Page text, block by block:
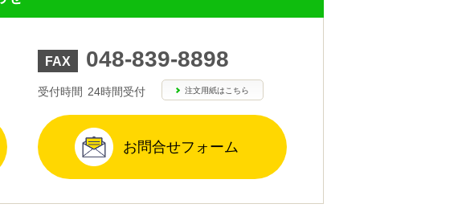
FAX 048-839-8898
受付時間 24時間受付 注文用紙はこちら
お問合せフォーム